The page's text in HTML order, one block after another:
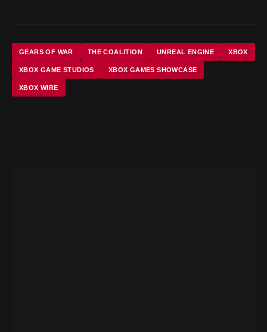
GEARS OF WAR THE COALITION UNREAL ENGINE XBOX
XBOX GAME STUDIOS XBOX GAMES SHOWCASE
XBOX WIRE